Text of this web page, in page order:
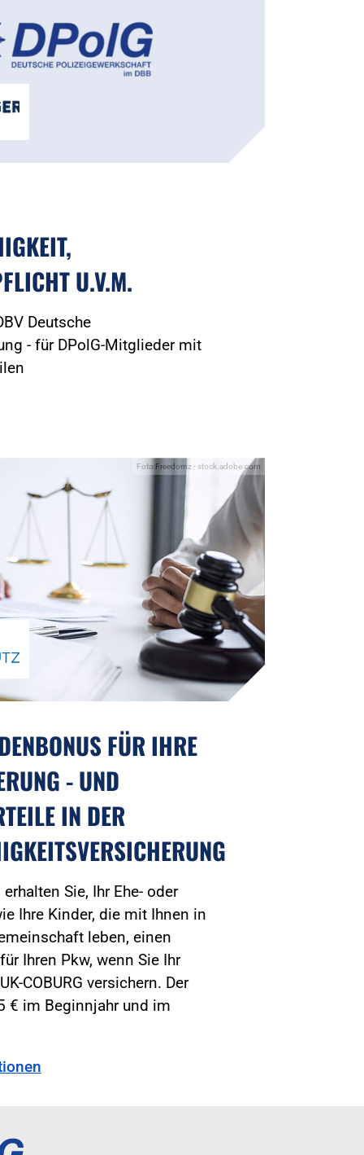
U.V.M.
Deutsche
- für DPolG-Mitglieder mit
Foto:Freedomz - stock.adobe.com
FÜR IHRE
- UND
IN DER
Sie, Ihr Ehe- oder
Ihre Kinder, die mit Ihnen in
leben, einen
Ihren Pkw, wenn Sie Ihr
COBURG versichern. Der
€ im Beginnjahr und im